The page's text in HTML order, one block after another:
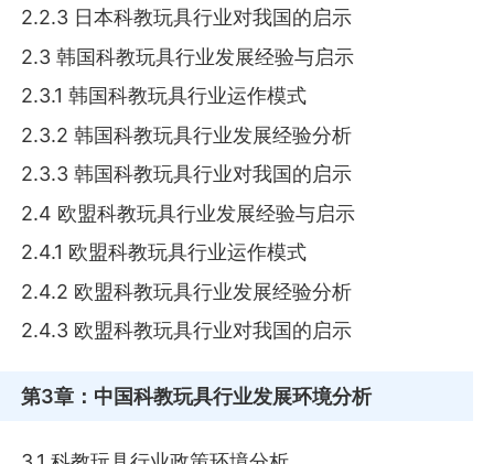
2.2.3 日本科教玩具行业对我国的启示
2.3 韩国科教玩具行业发展经验与启示
2.3.1 韩国科教玩具行业运作模式
2.3.2 韩国科教玩具行业发展经验分析
2.3.3 韩国科教玩具行业对我国的启示
2.4 欧盟科教玩具行业发展经验与启示
2.4.1 欧盟科教玩具行业运作模式
2.4.2 欧盟科教玩具行业发展经验分析
2.4.3 欧盟科教玩具行业对我国的启示
第3章 ：中国科教玩具行业发展环境分析